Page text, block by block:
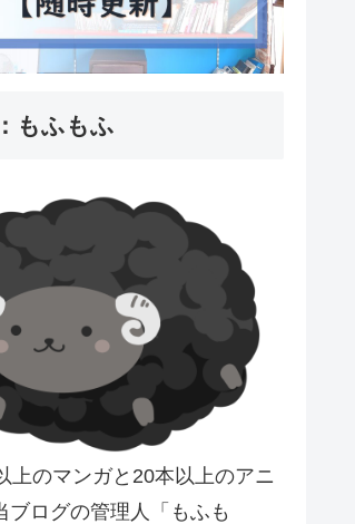
もふもふ
上のマンガと20本以上のアニ
ブログの管理人「もふも